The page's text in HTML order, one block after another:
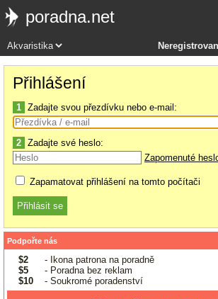
poradna.net
Přihlášení
1 Zadajte svou přezdívku nebo e-mail:
2 Zadajte své heslo:
Zapomenuté
Zapamatovat přihlášení na tomto počítači
Podpořte nás
$2
- Ikona patrona na poradně
$5
- Poradna bez reklam
$10
- Soukromé poradenství